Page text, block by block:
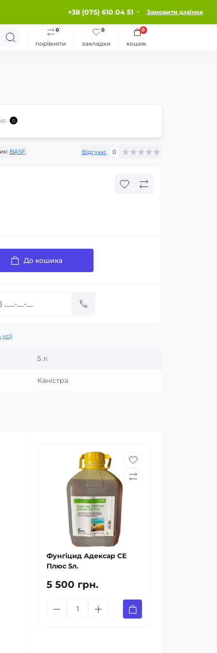
+38 (075) 610 04 51 Замовити дзвінок
порівняти
0
закладки
0
кошик
0
0
BASF Відгуки: 0
До кошика
5 л
Каністра
Фунгіцид Адексар СЕ
Плюс 5л.
5 500 грн.